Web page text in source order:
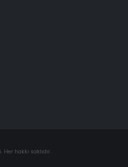
Her hakkı saklıdır.